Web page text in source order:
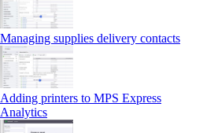
Managing supplies delivery contacts
Adding printers to MPS Express
Analytics